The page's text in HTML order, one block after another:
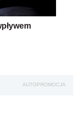
AUTOPROMOCJA